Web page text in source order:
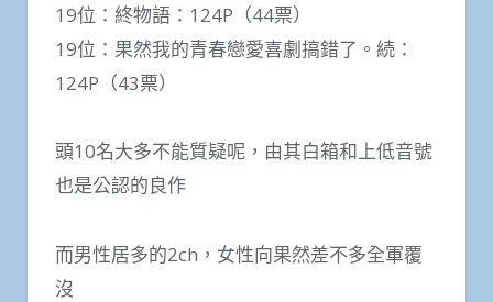
19位：終物語：124P（44票）
19位：果然我的青春戀愛喜劇搞錯了。続：
124P（43票）
頭10名大多不能質疑呢，由其白箱和上低音號
也是公認的良作
而男性居多的2ch，女性向果然差不多全軍覆
沒